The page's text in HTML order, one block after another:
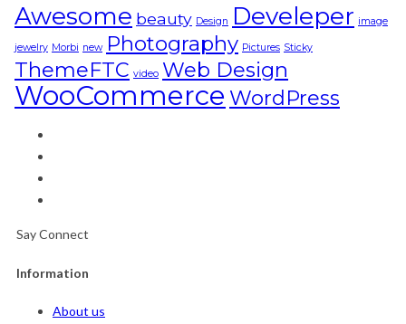
Awesome beauty Design Develeper image
jewelry Morbi new Photography Pictures Sticky
ThemeFTC video Web Design
WooCommerce WordPress
Say Connect
Information
About us